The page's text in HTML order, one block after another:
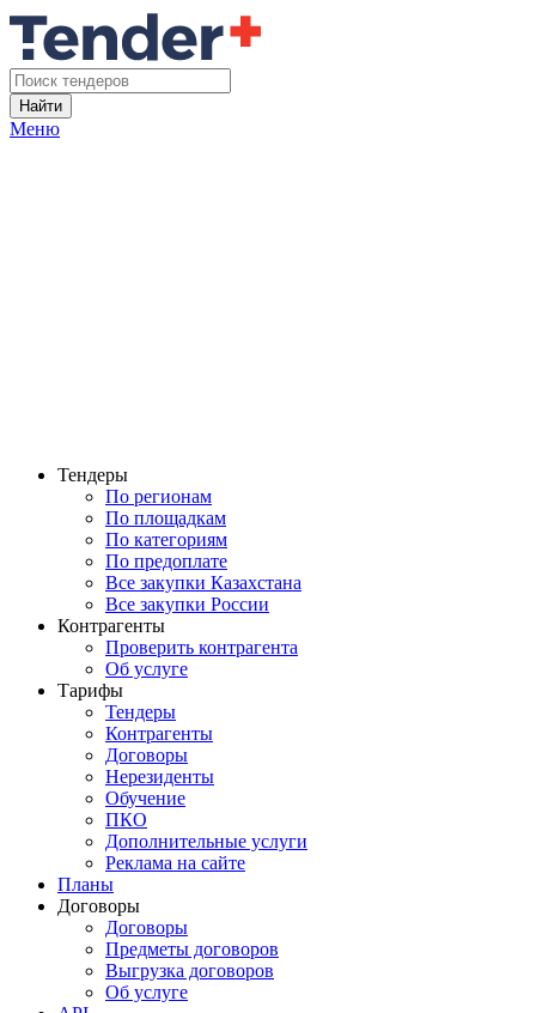
Найти
Меню
Тендеры
По регионам
По площадкам
По категориям
По предоплате
Все закупки Казахстана
Все закупки России
Контрагенты
Проверить контрагента
Об услуге
Тарифы
Тендеры
Контрагенты
Договоры
Нерезиденты
Обучение
ПКО
Дополнительные услуги
Реклама на сайте
Планы
Договоры
Договоры
Предметы договоров
Выгрузка договоров
Об услуге